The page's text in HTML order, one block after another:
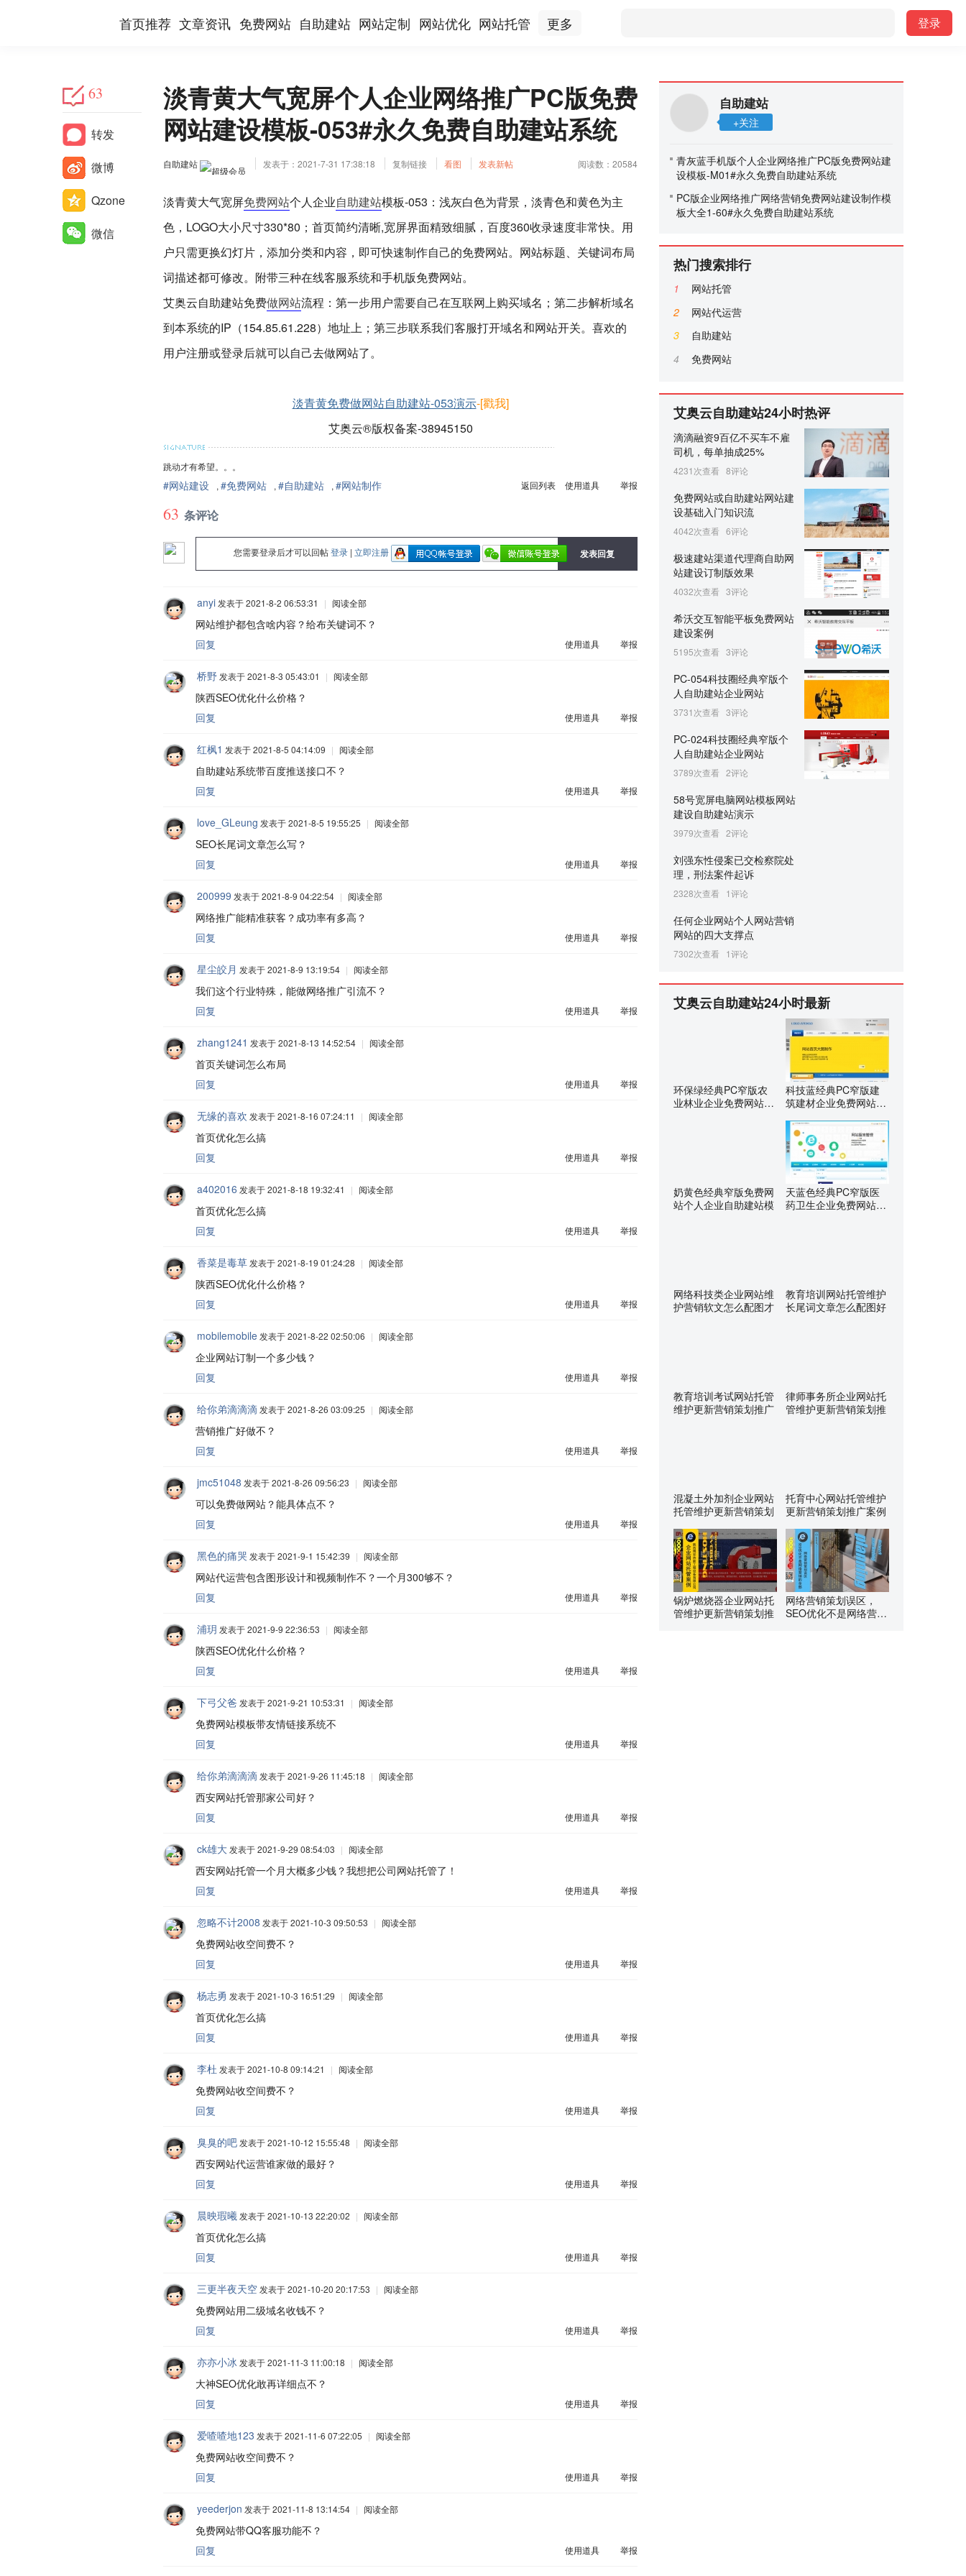
首页推荐 文章资讯 免费网站 自助建站 网站定制 网站优化 网站托管 更多 登录
63
转发
微博
Qzone
微信
淡青黄大气宽屏个人企业网络推广PC版免费
网站建设模板-053#永久免费自助建站系统
自助建站 发表于：2021-7-31 17:38:18 复制链接 看图 发表新帖 阅读数：20584
淡青黄大气宽屏免费网站个人企业自助建站模板-053：浅灰白色为背景，淡青色和黄色为主
色，LOGO大小尺寸330*80；首页简约清晰,宽屏界面精致细腻，百度360收录速度非常快。用
户只需更换幻灯片，添加分类和内容，即可快速制作自己的免费网站。网站标题、关键词布局
词描述都可修改。附带三种在线客服系统和手机版免费网站。
艾奥云自助建站免费做网站流程：第一步用户需要自己在互联网上购买域名；第二步解析域名
到本系统的IP（154.85.61.228）地址上；第三步联系我们客服打开域名和网站开关。喜欢的
用户注册或登录后就可以自己去做网站了。
淡青黄免费做网站自助建站-053演示-[戳我]
艾奥云®版权备案-38945150
跳动才有希望。。。
返回列表
使用道具 举报
#网站建设 , #免费网站 , #自助建站 , #网站制作
63 条评论
您需要登录后才可以回帖登录| 立即注册 发表回复
anyi 发表于 2021-8-2 06:53:31 | 阅读全部
网站维护都包含啥内容？给布关键词不？
使用道具 举报
回复
桥野 发表于 2021-8-3 05:43:01 | 阅读全部
陕西SEO优化什么价格？
使用道具 举报
回复
红枫1 发表于 2021-8-5 04:14:09 | 阅读全部
自助建站系统带百度推送接口不？
使用道具 举报
回复
love_GLeung 发表于 2021-8-5 19:55:25 | 阅读全部
SEO长尾词文章怎么写？
使用道具 举报
回复
200999 发表于 2021-8-9 04:22:54 | 阅读全部
网络推广能精准获客？成功率有多高？
使用道具 举报
回复
星尘皎月 发表于 2021-8-9 13:19:54 | 阅读全部
我们这个行业特殊，能做网络推广引流不？
使用道具 举报
回复
zhang1241 发表于 2021-8-13 14:52:54 | 阅读全部
首页关键词怎么布局
使用道具 举报
回复
无缘的喜欢 发表于 2021-8-16 07:24:11 | 阅读全部
首页优化怎么搞
使用道具 举报
回复
a402016 发表于 2021-8-18 19:32:41 | 阅读全部
首页优化怎么搞
使用道具 举报
回复
香菜是毒草 发表于 2021-8-19 01:24:28 | 阅读全部
陕西SEO优化什么价格？
使用道具 举报
回复
mobilemobile 发表于 2021-8-22 02:50:06 | 阅读全部
企业网站订制一个多少钱？
使用道具 举报
回复
给你弟滴滴滴 发表于 2021-8-26 03:09:25 | 阅读全部
营销推广好做不？
使用道具 举报
回复
jmc51048 发表于 2021-8-26 09:56:23 | 阅读全部
可以免费做网站？能具体点不？
使用道具 举报
回复
黑色的痛哭 发表于 2021-9-1 15:42:39 | 阅读全部
网站代运营包含图形设计和视频制作不？一个月300够不？
使用道具 举报
回复
浦玥 发表于 2021-9-9 22:36:53 | 阅读全部
陕西SEO优化什么价格？
使用道具 举报
回复
下弓父爸 发表于 2021-9-21 10:53:31 | 阅读全部
免费网站模板带友情链接系统不
使用道具 举报
回复
给你弟滴滴滴 发表于 2021-9-26 11:45:18 | 阅读全部
西安网站托管那家公司好？
使用道具 举报
回复
ck雄大 发表于 2021-9-29 08:54:03 | 阅读全部
西安网站托管一个月大概多少钱？我想把公司网站托管了！
使用道具 举报
回复
忽略不计2008 发表于 2021-10-3 09:50:53 | 阅读全部
免费网站收空间费不？
使用道具 举报
回复
杨志勇 发表于 2021-10-3 16:51:29 | 阅读全部
首页优化怎么搞
使用道具 举报
回复
李杜 发表于 2021-10-8 09:14:21 | 阅读全部
免费网站收空间费不？
使用道具 举报
回复
臭臭的吧 发表于 2021-10-12 15:55:48 | 阅读全部
西安网站代运营谁家做的最好？
使用道具 举报
回复
晨映瑕曦 发表于 2021-10-13 22:20:02 | 阅读全部
首页优化怎么搞
使用道具 举报
回复
三更半夜天空 发表于 2021-10-20 20:17:53 | 阅读全部
免费网站用二级域名收钱不？
使用道具 举报
回复
亦亦小冰 发表于 2021-11-3 11:00:18 | 阅读全部
大神SEO优化敢再详细点不？
使用道具 举报
回复
爱喳喳地123 发表于 2021-11-6 07:22:05 | 阅读全部
免费网站收空间费不？
使用道具 举报
回复
yeederjon 发表于 2021-11-8 13:14:54 | 阅读全部
免费网站带QQ客服功能不？
使用道具 举报
回复
自助建站
+关注
青灰蓝手机版个人企业网络推广PC版免费网站建
设模板-M01#永久免费自助建站系统
PC版企业网络推广网络营销免费网站建设制作模
板大全1-60#永久免费自助建站系统
热门搜索排行
1
网站托管
2
网站代运营
3
自助建站
4
免费网站
艾奥云自助建站24小时热评
滴滴融资9百亿不买车不雇
司机，每单抽成25%
4231次查看 8评论
免费网站或自助建站网站建
设基础入门知识流
4042次查看 6评论
极速建站渠道代理商自助网
站建设订制版效果
4032次查看 3评论
希沃交互智能平板免费网站
建设案例
5195次查看 3评论
PC-054科技圈经典窄版个
人自助建站企业网站
3731次查看 3评论
PC-024科技圈经典窄版个
人自助建站企业网站
3789次查看 2评论
58号宽屏电脑网站模板网站
建设自助建站演示
3979次查看 2评论
刘强东性侵案已交检察院处
理，刑法案件起诉
2328次查看 1评论
任何企业网站个人网站营销
网站的四大支撑点
7302次查看 1评论
艾奥云自助建站24小时最新
环保绿经典PC窄版农
业林业企业免费网站建
科技蓝经典PC窄版建
筑建材企业免费网站建
奶黄色经典窄版免费网
站个人企业自助建站模
天蓝色经典PC窄版医
药卫生企业免费网站建
网络科技类企业网站维
护营销软文怎么配图才
教育培训网站托管维护
长尾词文章怎么配图好
教育培训考试网站托管
维护更新营销策划推广
律师事务所企业网站托
管维护更新营销策划推
混凝土外加剂企业网站
托管维护更新营销策划
托育中心网站托管维护
更新营销策划推广案例
锅炉燃烧器企业网站托
管维护更新营销策划推
网络营销策划误区，
SEO优化不是网络营销